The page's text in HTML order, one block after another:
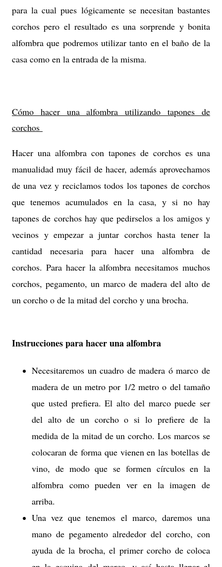
para la cual pues lógicamente se necesitan bastantes
corchos pero el resultado es una sorprende y bonita
alfombra que podremos utilizar tanto en el baño de la
casa como en la entrada de la misma.
Cómo hacer una alfombra utilizando tapones de
corchos
Hacer una alfombra con tapones de corchos es una
manualidad muy fácil de hacer, además aprovechamos
de una vez y reciclamos todos los tapones de corchos
que tenemos acumulados en la casa, y si no hay
tapones de corchos hay que pedirselos a los amigos y
vecinos y empezar a juntar corchos hasta tener la
cantidad necesaria para hacer una alfombra de
corchos. Para hacer la alfombra necesitamos muchos
corchos, pegamento, un marco de madera del alto de
un corcho o de la mitad del corcho y una brocha.
Instrucciones para hacer una alfombra
Necesitaremos un cuadro de madera ó marco de
madera de un metro por 1/2 metro o del tamaño
que usted prefiera. El alto del marco puede ser
del alto de un corcho o si lo prefiere de la
medida de la mitad de un corcho. Los marcos se
colocaran de forma que vienen en las botellas de
vino, de modo que se formen círculos en la
alfombra como pueden ver en la imagen de
arriba.
Una vez que tenemos el marco, daremos una
mano de pegamento alrededor del corcho, con
ayuda de la brocha, el primer corcho de coloca